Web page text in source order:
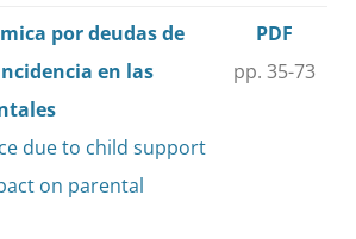
por deudas de
en las
due to child support
on parental
PDF
pp. 35-73